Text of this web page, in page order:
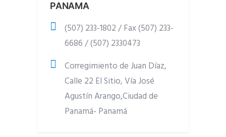
PANAMA
(507) 233-1802 / Fax (507) 233-
6686 / (507) 2330473
Corregimiento de Juan Díaz,
Calle 22 El Sitio, Vía José
Agustín Arango,Ciudad de
Panamá- Panamá